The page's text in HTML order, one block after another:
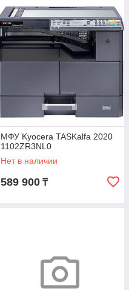
МФУ Kyocera TASKalfa 2020
1102ZR3NL0
Нет в наличии
589 900 ₸